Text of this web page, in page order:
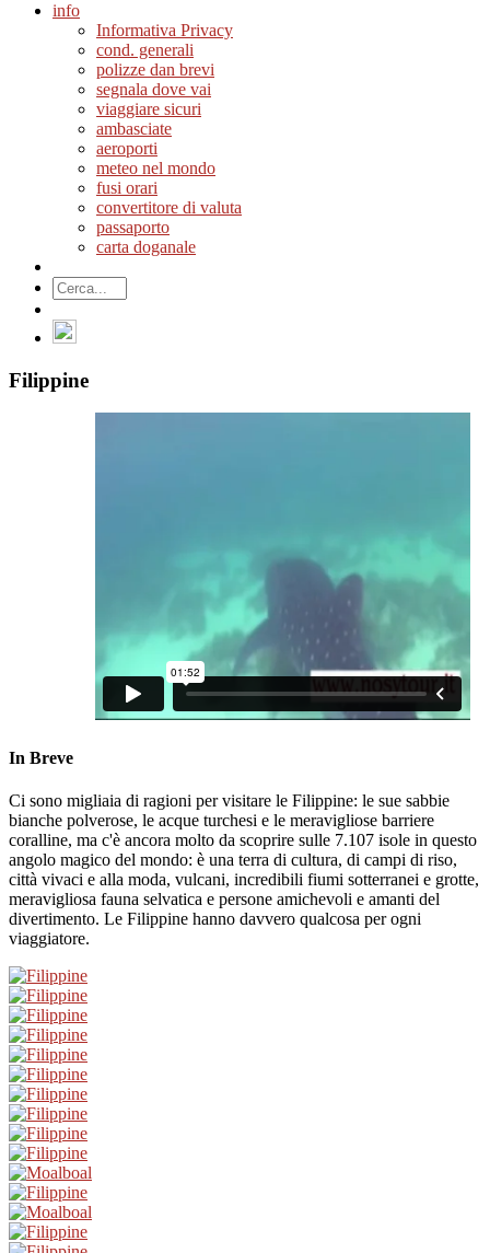
info
Informativa Privacy
cond. generali
polizze dan brevi
segnala dove vai
viaggiare sicuri
ambasciate
aeroporti
meteo nel mondo
fusi orari
convertitore di valuta
passaporto
carta doganale
Filippine
In Breve
Ci sono migliaia di ragioni per visitare le Filippine: le sue sabbie
bianche polverose, le acque turchesi e le meravigliose barriere
coralline, ma c'è ancora molto da scoprire sulle 7.107 isole in questo
angolo magico del mondo: è una terra di cultura, di campi di riso,
città vivaci e alla moda, vulcani, incredibili fiumi sotterranei e grotte,
meravigliosa fauna selvatica e persone amichevoli e amanti del
divertimento. Le Filippine hanno davvero qualcosa per ogni
viaggiatore.